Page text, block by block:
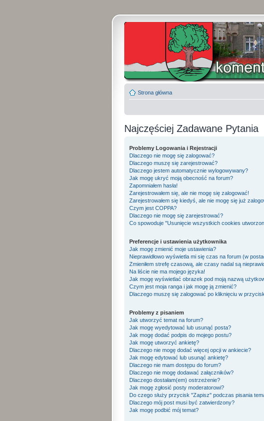
Strona główna
Najczęściej Zadawane Pytania
Problemy Logowania i Rejestracji
Dlaczego nie mogę się zalogować?
Dlaczego muszę się zarejestrować?
Dlaczego jestem automatycznie wylogowywany?
Jak mogę ukryć moją obecność na forum?
Zapomniałem hasła!
Zarejestrowałem się, ale nie mogę się zalogować!
Zarejestrowałem się kiedyś, ale nie mogę się już
Czym jest COPPA?
Dlaczego nie mogę się zarejestrować?
Co spowoduje "Usunięcie wszystkich cookies
Preferencje i ustawienia użytkownika
Jak mogę zmienić moje ustawienia?
Nieprawidłowo wyświetla mi się czas na forum (w
Zmieniłem strefę czasową, ale czasy nadal są
Na liście nie ma mojego języka!
Jak mogę wyświetlać obrazek pod moją nazwą
Czym jest moja ranga i jak mogę ją zmienić?
Dlaczego muszę się zalogować po kliknięciu w
Problemy z pisaniem
Jak utworzyć temat na forum?
Jak mogę wyedytować lub usunąć posta?
Jak mogę dodać podpis do mojego postu?
Jak mogę utworzyć ankietę?
Dlaczego nie mogę dodać więcej opcji w ankiecie?
Jak mogę edytować lub usunąć ankietę?
Dlaczego nie mam dostępu do forum?
Dlaczego nie mogę dodawać załączników?
Dlaczego dostałam(em) ostrzeżenie?
Jak mogę zgłosić posty moderatorowi?
Do czego służy przycisk "Zapisz" podczas pisania
Dlaczego mój post musi być zatwierdzony?
Jak mogę podbić mój temat?